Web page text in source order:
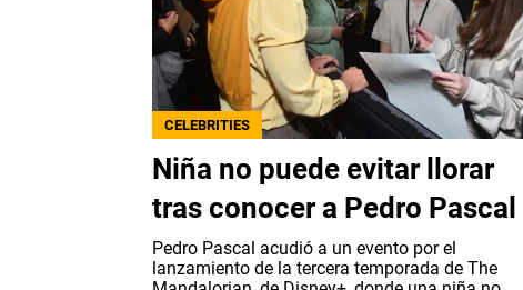
CELEBRITIES
Niña no puede evitar llorar
tras conocer a Pedro Pascal
Pedro Pascal acudió a un evento por el
lanzamiento de la tercera temporada de The